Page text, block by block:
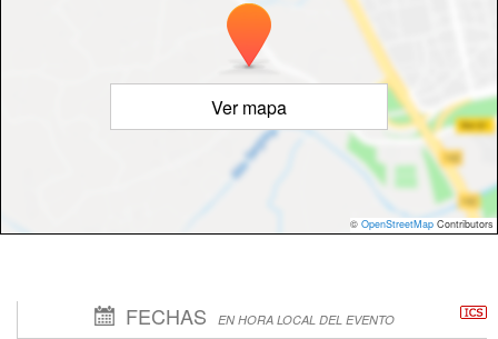
Ver mapa
© OpenStreetMap Contributors
FECHAS EN HORA LOCAL DEL EVENTO